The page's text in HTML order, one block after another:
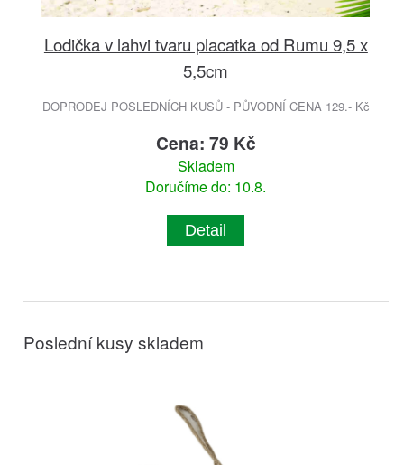
Lodička v lahvi tvaru placatka od Rumu 9,5 x
5,5cm
DOPRODEJ POSLEDNÍCH KUSŮ - PŮVODNÍ CENA 129.- Kč
Cena: 79 Kč
Skladem
Doručíme do: 10.8.
Detail
Poslední kusy skladem